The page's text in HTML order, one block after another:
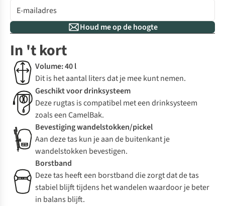
Houd me op de hoogte
In 't kort
Volume: 40 l
Dit is het aantal liters dat je mee kunt nemen.
Geschikt voor drinksysteem
Deze rugtas is compatibel met een drinksysteem
zoals een CamelBak.
Bevestiging wandelstokken/pickel
Aan deze tas kun je aan de buitenkant je
wandelstokken bevestigen.
Borstband
Deze tas heeft een borstband die zorgt dat de tas
stabiel blijft tijdens het wandelen waardoor je beter
in balans blijft.